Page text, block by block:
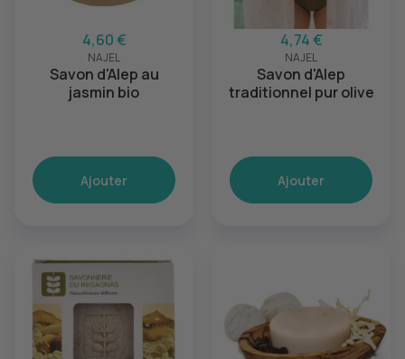
4,60 €
NAJEL
Savon d'Alep au
jasmin bio
Ajouter
4,74 €
NAJEL
Savon d'Alep
traditionnel pur olive
Ajouter